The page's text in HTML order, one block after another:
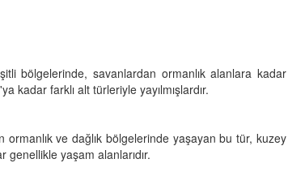
bölgelerinde, savanlardan ormanlık alanlara kadar
farklı alt türleriyle yayılmışlardır.
ormanlık ve dağlık bölgelerinde yaşayan bu tür, kuzey
genellikle yaşam alanlarıdır.
22.09.2025
Havada Kediniz İçin 13 Önemli
İpucu